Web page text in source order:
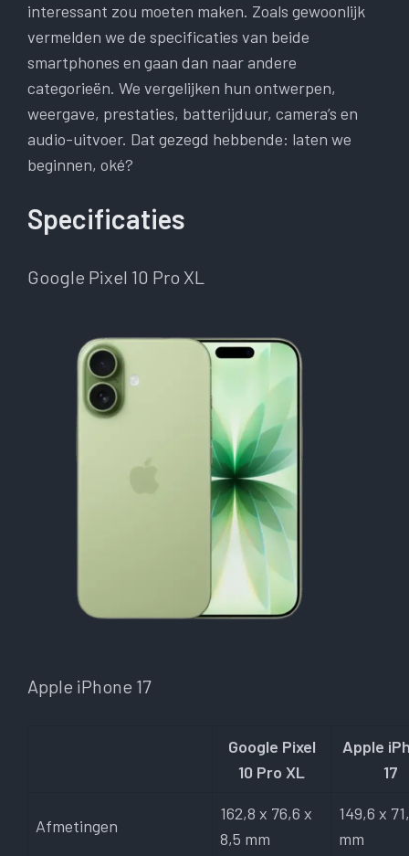
interessant zou moeten maken. Zoals gewoonlijk
vermelden we de specificaties van beide
smartphones en gaan dan naar andere
categorieën. We vergelijken hun ontwerpen,
weergave, prestaties, batterijduur, camera’s en
audio-uitvoer. Dat gezegd hebbende: laten we
beginnen, oké?
Specificaties
Google Pixel 10 Pro XL
Apple iPhone 17
Google Pixel
10 Pro XL
Apple
17
Afmetingen
162,8 x 76,6 x
8,5 mm
149,6 x
mm